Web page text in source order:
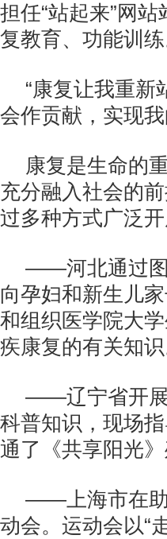
担任“站起来”网
复教育、功能训练
“康复让我重新
会作贡献，实现
康复是生命的
充分融入社会的
过多种方式广泛
——河北通过图
向孕妇和新生儿
和组织医学院大
疾康复的有关知识
——辽宁省开展
科普知识，现场
通了《共享阳光
——上海市在助
动会。运动会以“